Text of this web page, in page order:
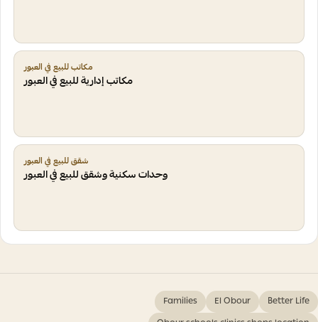
مكاتب للبيع في العبور
مكاتب إدارية للبيع في العبور
شقق للبيع في العبور
وحدات سكنية وشقق للبيع في العبور
Better Life
El Obour
Families